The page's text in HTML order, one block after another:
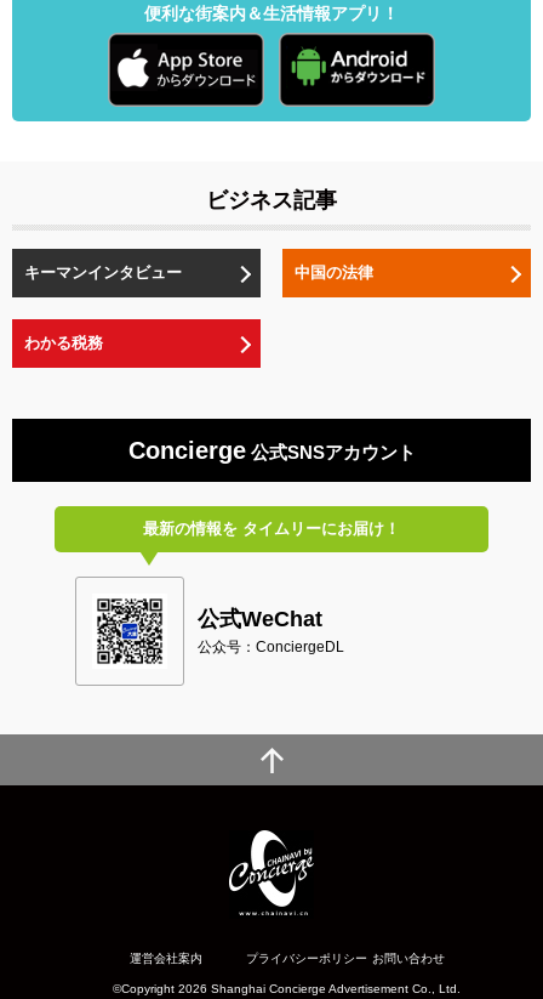
便利な街案内＆生活情報アプリ！
ビジネス記事
キーマンインタビュー 中国の法律
わかる税務
Concierge公式SNSアカウント
最新の情報をタイムリーにお届け！
公式WeChat
公众号：ConciergeDL
運営会社案内 プライバシーポリシー お問い合わせ
©Copyright 2026 Shanghai Concierge Advertisement Co., Ltd.